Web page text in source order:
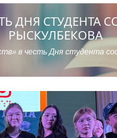
ДНЯ СТУДЕНТА
РЫСКУЛБЕКОВА
в честь Дня студента